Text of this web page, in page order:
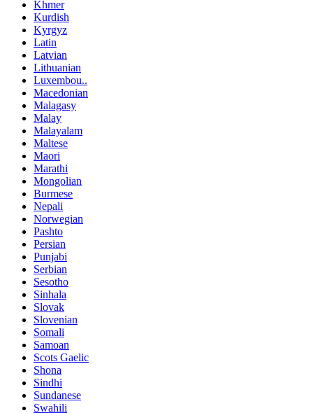
Khmer
Kurdish
Kyrgyz
Latin
Latvian
Lithuanian
Luxembou..
Macedonian
Malagasy
Malay
Malayalam
Maltese
Maori
Marathi
Mongolian
Burmese
Nepali
Norwegian
Pashto
Persian
Punjabi
Serbian
Sesotho
Sinhala
Slovak
Slovenian
Somali
Samoan
Scots Gaelic
Shona
Sindhi
Sundanese
Swahili